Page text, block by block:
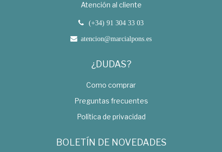
Atención al cliente
(+34) 91 304 33 03
atencion@marcialpons.es
¿DUDAS?
Como comprar
Preguntas frecuentes
Política de privacidad
BOLETÍN DE NOVEDADES